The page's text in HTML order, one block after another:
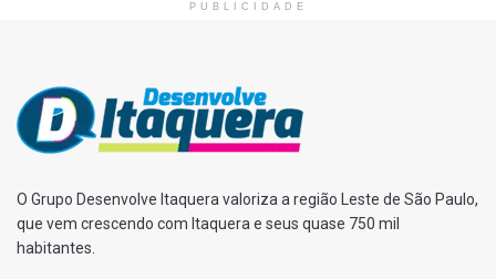
PUBLICIDADE
O Grupo Desenvolve Itaquera valoriza a região Leste de São Paulo,
que vem crescendo com Itaquera e seus quase 750 mil
habitantes.